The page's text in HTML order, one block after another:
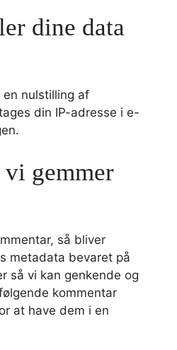
dine data
nulstilling af
din IP-adresse i e-
gemmer
så bliver
metadata bevaret på
så vi kan genkende og
kommentar
at have dem i en